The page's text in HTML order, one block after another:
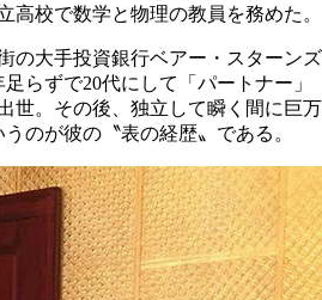
高校で数学と物理の教員を務めた。
の大手投資銀行ベアー・スターンズ
らずで20代にして「パートナー」
世。その後、独立して瞬く間に巨万
のが彼の〝表の経歴〟である。